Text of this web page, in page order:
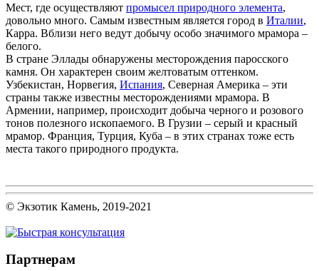
Мест, где осуществляют промысел природного элемента,
довольно много. Самым известным является город в Италии,
Карра. Вблизи него ведут добычу особо значимого мрамора –
белого.
В стране Эллады обнаружены месторождения паросского
камня. Он характерен своим желтоватым оттенком.
Узбекистан, Норвегия, Испания, Северная Америка – эти
страны также известны месторождениями мрамора. В
Армении, например, происходит добыча черного и розового
тонов полезного ископаемого. В Грузии – серый и красный
мрамор. Франция, Турция, Куба – в этих странах тоже есть
места такого природного продукта.
© Экзотик Камень, 2019-2021
Партнерам